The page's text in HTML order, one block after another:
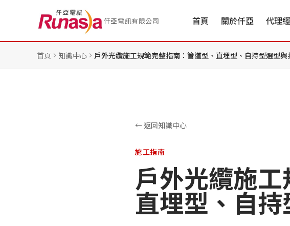
仟亞電訊有限公司 首頁 關於仟亞 代理
首頁 知識中心 戶外光纜施工規範完整指南：管道型、直埋型、自持型選型
← 返回知識中心
施工指南
戶外光纜施
直埋型、自